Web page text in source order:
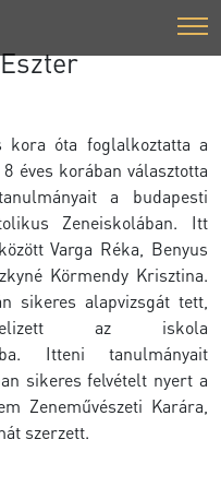
kora óta foglalkoztatta a
éves korában választotta
a budapesti
Zeneiskolában. Itt
Varga Réka, Benyus
Körmendy Krisztina.
sikeres alapvizsgát tett,
az iskola
Itteni tanulmányait
sikeres felvételt nyert a
Zeneművészeti Karára,
szerzett.